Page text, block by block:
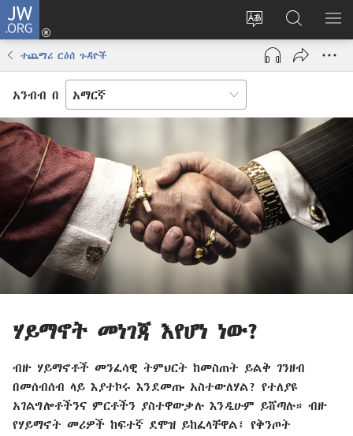
JW.ORG
የድረ
ገጹን
ቋንቋ
ግባ
(አዲስ
ዊንዶው
JW.ORG
ላይ
መፈለጊያ
ተጨማሪ ርዕሰ ጉዳዮች
አንብብ በ
ሃይማኖት መነገጃ እየሆነ ነው?
ብዙ ሃይማኖቶች መንፈሳዊ ትምህርት ከመስጠት ይልቅ ገንዘብ
በመሰብሰብ ላይ እያተኮሩ እንደመጡ አስተውለሃል? የተለያዩ
አገልግሎቶችንና ምርቶችን ያስተዋውቃሉ እንዲሁም ይሸጣሉ። ብዙ
የሃይማኖት መሪዎች ከፍተኛ ደሞዝ ይከፈላቸዋል፤ የቅንጦት